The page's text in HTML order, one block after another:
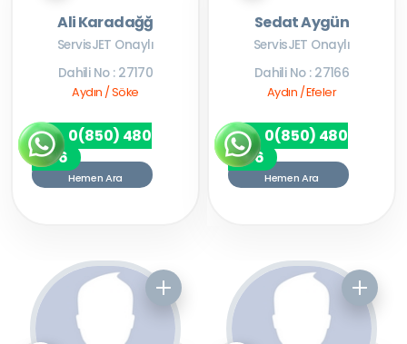
Ali Karadağğ
ServisJET Onaylı
Dahili No : 27170
Aydın / Söke
0(850) 480
7256
Hemen Ara
Sedat Aygün
ServisJET Onaylı
Dahili No : 27166
Aydın / Efeler
0(850) 480
7256
Hemen Ara